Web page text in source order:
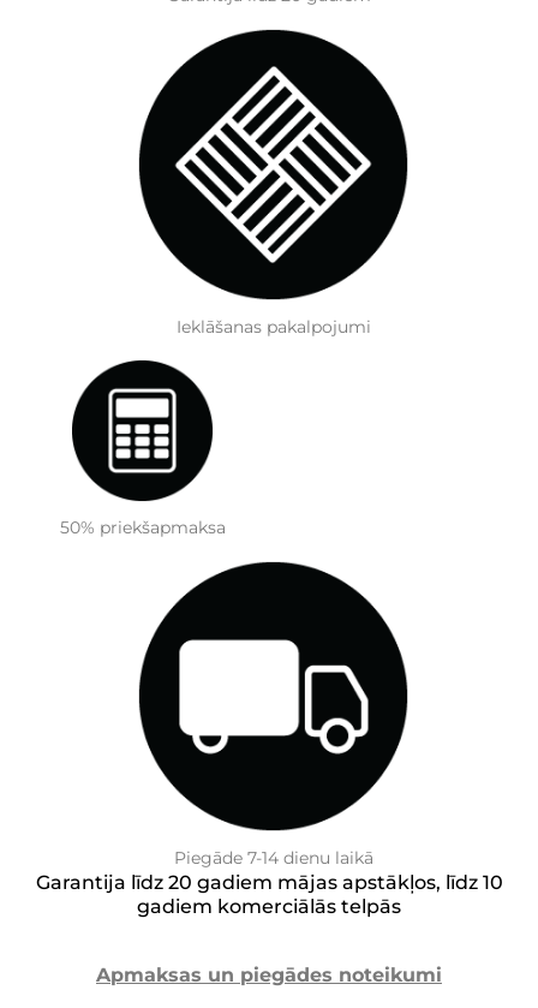
Ieklāšanas pakalpojumi
50% priekšapmaksa
Piegāde 7-14 dienu laikā
Garantija līdz 20 gadiem mājas apstākļos, līdz 10
gadiem komerciālās telpās
Apmaksas un piegādes noteikumi